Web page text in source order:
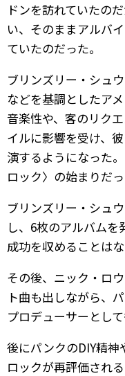
ドンを訪れていたの
い、そのままアルバ
ていたのだった。
ブリンズリー・シュ
などを基調としたア
音楽性や、客のリク
イルに影響を受け、
演するようになった
ロック〉の始まりだっ
ブリンズリー・シュ
し、6枚のアルバム
成功を収めることは
その後、ニック・ロ
ト曲も出しながら、
プロデューサーとして
後にパンクのDIY精神
ロックが再評価され